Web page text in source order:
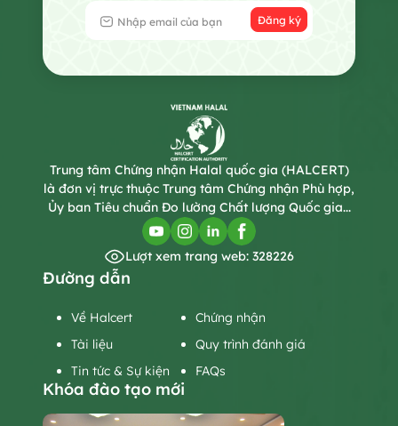
Đăng ký
Trung tâm Chứng nhận Halal quốc gia (HALCERT)
là đơn vị trực thuộc Trung tâm Chứng nhận Phù hợp,
Ủy ban Tiêu chuẩn Đo lường Chất lượng Quốc gia...
Lượt xem trang web: 328226
Đường dẫn
Về Halcert
Chứng nhận
Tài liệu
Quy trình đánh giá
Tin tức & Sự kiện
FAQs
Khóa đào tạo mới